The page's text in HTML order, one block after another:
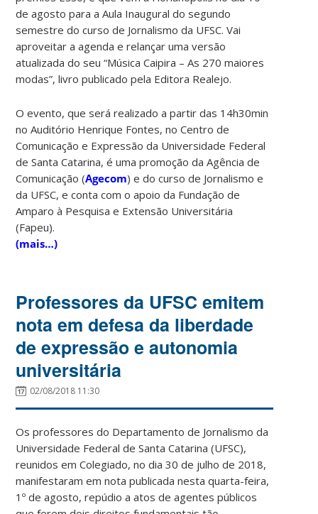
de agosto para a Aula Inaugural do segundo
semestre do curso de Jornalismo da UFSC. Vai
aproveitar a agenda e relançar uma versão
atualizada do seu “Música Caipira – As 270 maiores
modas”, livro publicado pela Editora Realejo.
O evento, que será realizado a partir das 14h30min
no Auditório Henrique Fontes, no Centro de
Comunicação e Expressão da Universidade Federal
de Santa Catarina, é uma promoção da Agência de
Comunicação (Agecom) e do curso de Jornalismo e
da UFSC, e conta com o apoio da Fundação de
Amparo à Pesquisa e Extensão Universitária
(Fapeu).
(mais…)
Professores da UFSC emitem
nota em defesa da liberdade
de expressão e autonomia
universitária
02/08/2018 11:30
Os professores do Departamento de Jornalismo da
Universidade Federal de Santa Catarina (UFSC),
reunidos em Colegiado, no dia 30 de julho de 2018,
manifestaram em nota publicada nesta quarta-feira,
1º de agosto, repúdio a atos de agentes públicos